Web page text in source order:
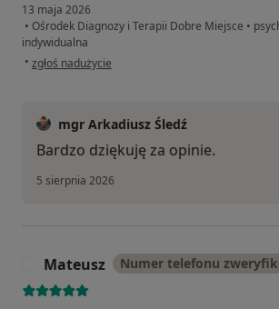
13 maja 2026
• Ośrodek Diagnozy i Terapii Dobre Miejsce •
indywidualna
• w opinii użytkownika Kacper
zgłoś nadużycie
mgr Arkadiusz Śledź
Bardzo dziękuję za opinie.
5 sierpnia 2026
Mateusz Numer telefonu